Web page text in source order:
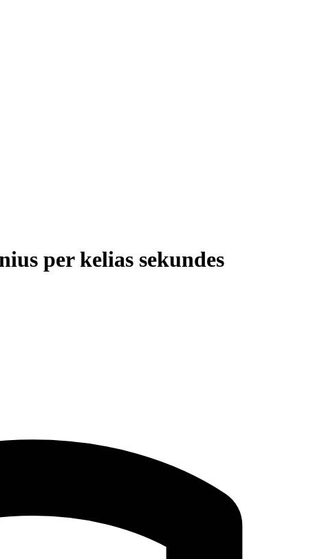
per kelias sekundes